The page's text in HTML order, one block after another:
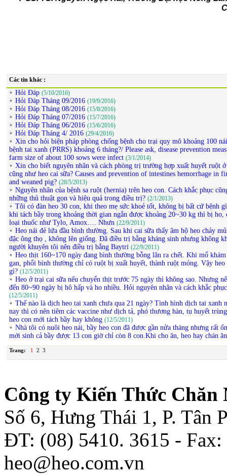
Các tin khác :
Hỏi Đáp (5/10/2016)
Hỏi Đáp Tháng 09/2016 (19/9/2016)
Hỏi Đáp Tháng 08/2016 (15/8/2016)
Hỏi Đáp Tháng 07/2016 (15/7/2016)
Hỏi Đáp Tháng 06/2016 (15/6/2016)
Hỏi Đáp Tháng 4/ 2016 (29/4/2016)
Xin cho hỏi biện pháp phòng chống bệnh cho trại quy mô khoảng 100
bệnh tai xanh (PRRS) khoảng 6 tháng?/ Please ask, disease prevention
farm size of about 100 sows were infect (3/1/2014)
Xin cho biết nguyên nhân và cách phòng trị trường hợp xuất huyết ruột
cũng như heo cai sữa? Causes and prevention of intestines hemorrhage in
and weaned pig? (28/5/2013)
Nguyên nhân của bệnh sa ruột (hernia) trên heo con. Cách khắc phục
những thủ thuật gọn và hiệu quả trong điều trị? (2/1/2013)
Tôi có đàn heo 30 con, khi theo mẹ sức khoẻ tốt, không bị bất cứ bệnh
khi tách bầy trong khoảng thời gian ngắn được khoảng 20~30 kg thì bị ho,
loại thuốc như Tylo, Amox…. Nhưn (22/9/2011)
Heo nái đẻ lứa đầu bình thường. Sau khi cai sữa thấy âm hộ heo chảy
đặc ông thọ , không lên giống. Đã điều trị bằng kháng sinh nhưng không
người khuyên tôi nên điều trị bằng Baytri (22/9/2011)
Heo thịt 160~170 ngày đang bình thường bỗng lăn ra chết. Khi mổ
gan, phổi bình thường chỉ có ruột bị xuất huyết, thành ruột mỏng. Vậy heo
gì? (12/5/2011)
Heo ở trại cai sữa nếu chuyển thịt trước 75 ngày thì không sao. Nhưng
đến 80~90 ngày bị hô hấp và ho nhiều. Hỏi nguyên nhân và cách khắc
(12/5/2011)
Thế nào là dịch heo tai xanh chưa qua 21 ngày? Tình hình dịch tai xanh
nay thì có nên tiêm các vaccine như dịch tả, phó thương hàn, tụ huyết
heo con mới tách bầy hay không (12/5/2011)
Nhà tôi có nuôi heo nái, bầy heo con đã được gần nửa tháng nhưng rất
mới sinh cả bầy được 13 con giờ chỉ còn 8 con.Khi cho ăn, heo hay chán
Trang: 1 2 3
Công ty Kiến Thức Chăn
Số 6, Hưng Thái 1, P. Tân
ĐT: (08) 5410. 3615 -
heo@heo.com.vn